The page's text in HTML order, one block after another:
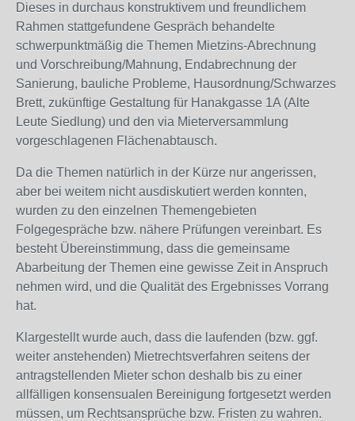
Dieses in durchaus konstruktivem und freundlichem
Rahmen stattgefundene Gespräch behandelte
schwerpunktmäßig die Themen Mietzins-Abrechnung
und Vorschreibung/Mahnung, Endabrechnung der
Sanierung, bauliche Probleme, Hausordnung/Schwarzes
Brett, zukünftige Gestaltung für Hanakgasse 1A (Alte
Leute Siedlung) und den via Mieterversammlung
vorgeschlagenen Flächenabtausch.
Da die Themen natürlich in der Kürze nur angerissen,
aber bei weitem nicht ausdiskutiert werden konnten,
wurden zu den einzelnen Themengebieten
Folgegespräche bzw. nähere Prüfungen vereinbart. Es
besteht Übereinstimmung, dass die gemeinsame
Abarbeitung der Themen eine gewisse Zeit in Anspruch
nehmen wird, und die Qualität des Ergebnisses Vorrang
hat.
Klargestellt wurde auch, dass die laufenden (bzw. ggf.
weiter anstehenden) Mietrechtsverfahren seitens der
antragstellenden Mieter schon deshalb bis zu einer
allfälligen konsensualen Bereinigung fortgesetzt werden
müssen, um Rechtsansprüche bzw. Fristen zu wahren.